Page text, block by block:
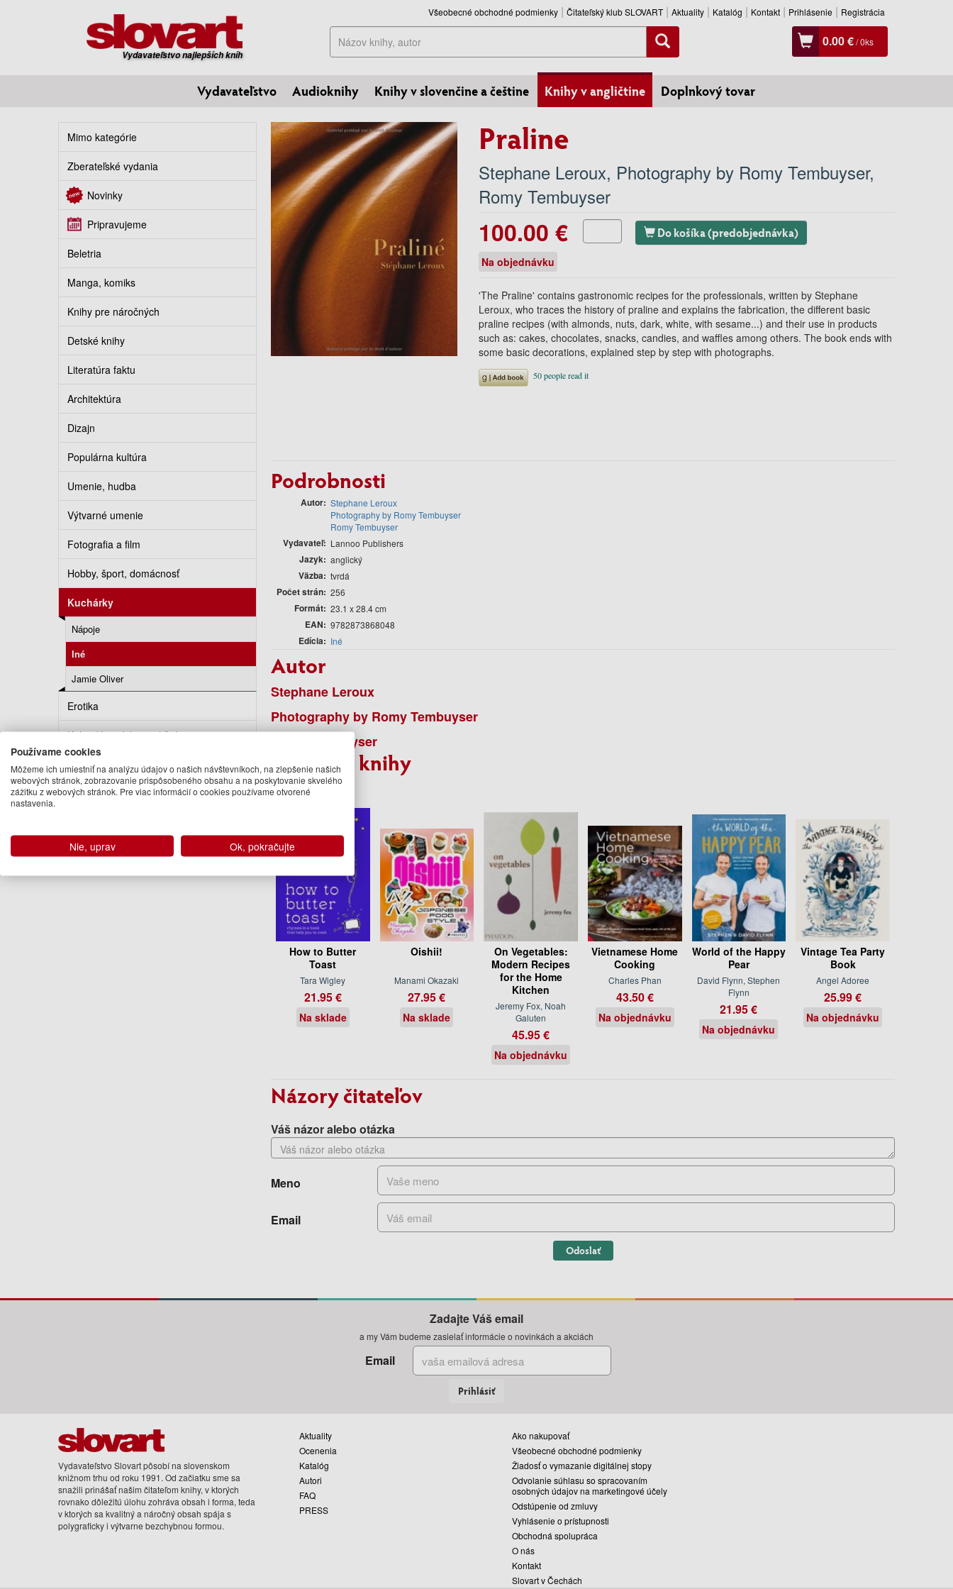
Vydavateľstvo najlepších kníh
Všeobecné obchodné podmienky Čitateľský klub SLOVART Aktuality Katalóg Kontakt Prihlásenie Registrácia
Hľadať 0.00 €/0ks
Vydavateľstvo Audioknihy Knihy v slovenčine a češtine Knihy v angličtine Doplnkový tovar
Mimo kategórie
Zberateľské vydania
Novinky
Pripravujeme
Beletria
Manga, komiks
Knihy pre náročných
Detské knihy
Literatúra faktu
Architektúra
Dizajn
Populárna kultúra
Umenie, hudba
Výtvarné umenie
Fotografia a film
Hobby, šport, domácnosť
Kuchárky
Nápoje
Iné
Jamie Oliver
Erotika
Kalendáre, diáre, pohľadnice
Turistickí sprievodcovia
Praline
Stephane Leroux, Photography by Romy Tembuyser,
Romy Tembuyser
100.00 € Do košíka (predobjednávka)
Na objednávku
'The Praline' contains gastronomic recipes for the professionals, written by Stephane
Leroux, who traces the history of praline and explains the fabrication, the different basic
praline recipes (with almonds, nuts, dark, white, with sesame...) and their use in products
such as: cakes, chocolates, snacks, candies, and waffles among others. The book ends with
some basic decorations, explained step by step with photographs.
Podrobnosti
Autor Stephane Leroux
Photography by Romy Tembuyser
Romy Tembuyser
Vydavateľ Lannoo Publishers
Jazyk anglický
Väzba tvrdá
Počet strán 256
Formát 23.1 x 28.4 cm
EAN 9782873868048
Edícia Iné
Autor
Stephane Leroux
Photography by Romy Tembuyser
Romy Tembuyser
Podobné knihy
How to Butter
Toast
Tara Wigley
21.95 €
Na sklade
Oishii!
Manami Okazaki
27.95 €
Na sklade
On Vegetables:
Modern Recipes
for the Home
Kitchen
Jeremy Fox, Noah
Galuten
45.95 €
Na objednávku
Vietnamese Home
Cooking
Charles Phan
43.50 €
Na objednávku
World of the Happy
Pear
David Flynn, Stephen
Flynn
21.95 €
Na objednávku
Vintage Tea Party
Book
Angel Adoree
25.99 €
Na objednávku
Názory čitateľov
Váš názor alebo otázka
Meno
Email
Odoslať
Zadajte Váš email
a my Vám budeme zasielať informácie o novinkách a akciách
Email
Prihlásiť
Vydavateľstvo Slovart pôsobí na slovenskom
knižnom trhu od roku 1991. Od začiatku sme sa
snažili prinášať našim čitateľom knihy, v ktorých
rovnako dôležitú úlohu zohráva obsah i forma, teda
v ktorých sa kvalitný a náročný obsah spája s
polygraficky i výtvarne bezchybnou formou.
Aktuality
Ocenenia
Katalóg
Autori
FAQ
PRESS
Ako nakupovať
Všeobecné obchodné podmienky
Žiadosť o vymazanie digitálnej stopy
Odvolanie súhlasu so spracovaním
osobných údajov na marketingové účely
Odstúpenie od zmluvy
Vyhlásenie o prístupnosti
Obchodná spolupráca
O nás
Kontakt
Slovart v Čechách
Používame cookies
Môžeme ich umiestniť na analýzu údajov o našich návštevníkoch, na zlepšenie našich
webových stránok, zobrazovanie prispôsobeného obsahu a na poskytovanie skvelého
zážitku z webových stránok. Pre viac informácií o cookies používame otvorené
nastavenia.
Nie, uprav Ok, pokračujte